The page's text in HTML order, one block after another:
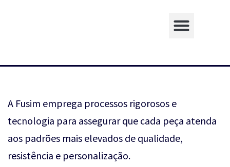
A Fusim emprega processos rigorosos e
tecnologia para assegurar que cada peça atenda
aos padrões mais elevados de qualidade,
resistência e personalização.